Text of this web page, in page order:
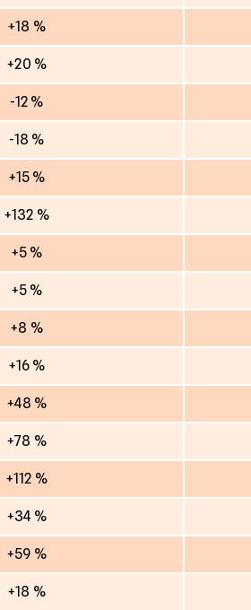
+18 %
+20 %
-12 %
-18 %
+15 %
+132 %
+5 %
+5 %
+8 %
+16 %
+48 %
+78 %
+112 %
+34 %
+59 %
+18 %